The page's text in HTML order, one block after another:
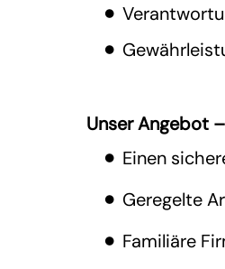
Unser Angebot
Einen
Geregelte
Familiäre